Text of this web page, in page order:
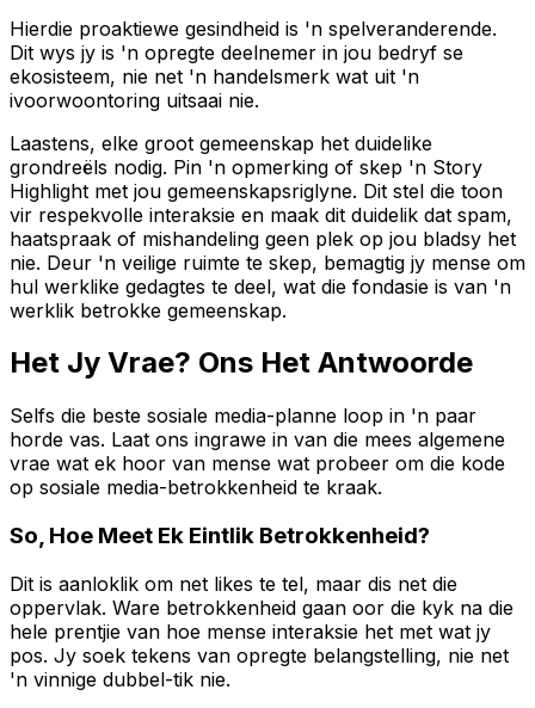
Hierdie proaktiewe gesindheid is 'n spelveranderende.
Dit wys jy is 'n opregte deelnemer in jou bedryf se
ekosisteem, nie net 'n handelsmerk wat uit 'n
ivoorwoontoring uitsaai nie.
Laastens, elke groot gemeenskap het duidelike
grondreëls nodig. Pin 'n opmerking of skep 'n Story
Highlight met jou gemeenskapsriglyne. Dit stel die toon
vir respekvolle interaksie en maak dit duidelik dat spam,
haatspraak of mishandeling geen plek op jou bladsy het
nie. Deur 'n veilige ruimte te skep, bemagtig jy mense om
hul werklike gedagtes te deel, wat die fondasie is van 'n
werklik betrokke gemeenskap.
Het Jy Vrae? Ons Het Antwoorde
Selfs die beste sosiale media-planne loop in 'n paar
horde vas. Laat ons ingrawe in van die mees algemene
vrae wat ek hoor van mense wat probeer om die kode
op sosiale media-betrokkenheid te kraak.
So, Hoe Meet Ek Eintlik Betrokkenheid?
Dit is aanloklik om net likes te tel, maar dis net die
oppervlak. Ware betrokkenheid gaan oor die kyk na die
hele prentjie van hoe mense interaksie het met wat jy
pos. Jy soek tekens van opregte belangstelling, nie net
'n vinnige dubbel-tik nie.